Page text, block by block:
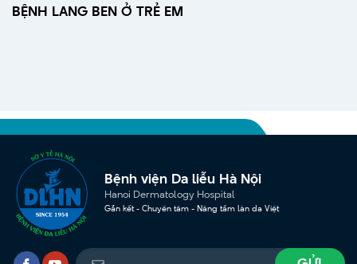
BỆNH LANG BEN Ở TRẺ EM
Bệnh viện Da liễu Hà Nội
Hanoi Dermatology Hospital
Gắn kết - Chuyên tâm - Nâng tầm làn da Việt